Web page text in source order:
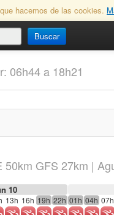
hacemos de las cookies.
Buscar
06h44 a 18h21
50km GFS 27km |
10
13h 16h 19h 22h 01h 04h 07h